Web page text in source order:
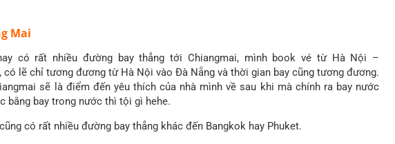
Mai
có rất nhiều đường bay thẳng tới Chiangmai, mình book vé từ Hà Nội –
có lẽ chỉ tương đương từ Hà Nội vào Đà Nẵng và thời gian bay cũng tương đương.
sẽ là điểm đến yêu thích của nhà mình về sau khi mà chính ra bay nước
bằng bay trong nước thì tội gì hehe.
có rất nhiều đường bay thẳng khác đến Bangkok hay Phuket.